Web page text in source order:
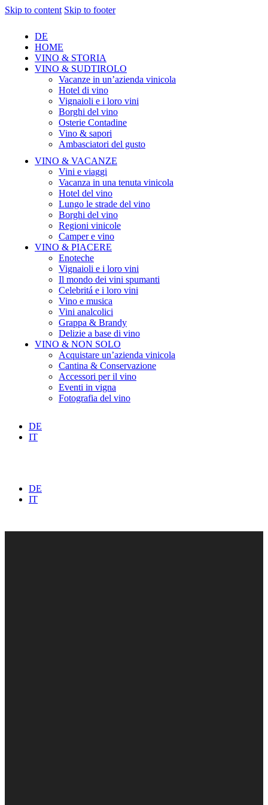
Skip to content Skip to footer
DE
HOME
VINO & STORIA
VINO & SUDTIROLO
Vacanze in un’azienda vinicola
Hotel di vino
Vignaioli e i loro vini
Borghi del vino
Osterie Contadine
Vino & sapori
Ambasciatori del gusto
VINO & VACANZE
Vini e viaggi
Vacanza in una tenuta vinicola
Hotel del vino
Lungo le strade del vino
Borghi del vino
Regioni vinicole
Camper e vino
VINO & PIACERE
Enoteche
Vignaioli e i loro vini
Il mondo dei vini spumanti
Celebritá e i loro vini
Vino e musica
Vini analcolici
Grappa & Brandy
Delizie a base di vino
VINO & NON SOLO
Acquistare un’azienda vinicola
Cantina & Conservazione
Accessori per il vino
Eventi in vigna
Fotografia del vino
DE
IT
DE
IT